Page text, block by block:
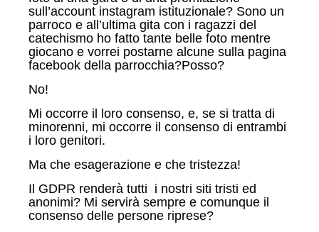
sull’account instagram istituzionale? Sono un
parroco e all’ultima gita con i ragazzi del
catechismo ho fatto tante belle foto mentre
giocano e vorrei postarne alcune sulla pagina
facebook della parrocchia?Posso?
No!
Mi occorre il loro consenso, e, se si tratta di
minorenni, mi occorre il consenso di entrambi
i loro genitori.
Ma che esagerazione e che tristezza!
Il GDPR renderà tutti i nostri siti tristi ed
anonimi? Mi servirà sempre e comunque il
consenso delle persone riprese?